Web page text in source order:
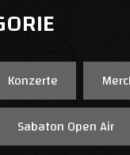
Konzerte
Sabaton Open Air